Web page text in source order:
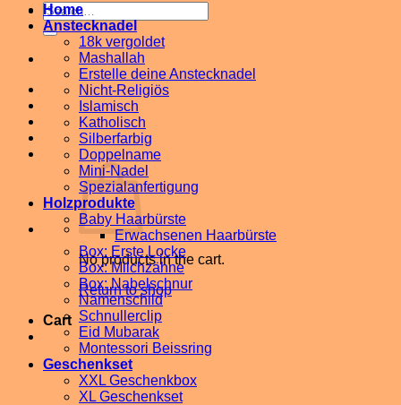
Search
for:
No products in the cart.
Return to shop
Cart
Home
Anstecknadel
18k vergoldet
Mashallah
Erstelle deine Anstecknadel
Nicht-Religiös
Islamisch
Katholisch
Silberfarbig
Doppelname
Mini-Nadel
Spezialanfertigung
Holzprodukte
Baby Haarbürste
Erwachsenen Haarbürste
Box: Erste Locke
Box: Milchzähne
Box: Nabelschnur
Namenschild
Schnullerclip
Eid Mubarak
Montessori Beissring
Geschenkset
XXL Geschenkbox
XL Geschenkset